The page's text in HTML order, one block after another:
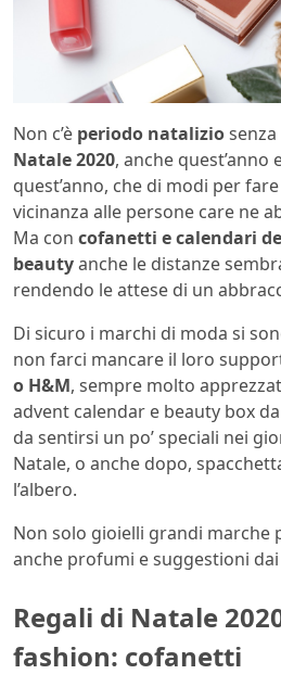
Non c’è periodo nataliziosenza
Natale 2020, anche
quest’anno, che di modi per
vicinanza alle persone care ne
Ma con cofanetti e calendari
beautyanche le distanze
rendendo le attese di un
Di sicuro i marchi di moda si
non farci mancare il loro
o H&M, sempre molto
advent calendar e beauty box
da sentirsi un po’ speciali nei
Natale, o anche dopo,
l’albero.
Non solo gioielli grandi marche
anche profumi e suggestioni
Regali di Natale
fashion: cofanetti